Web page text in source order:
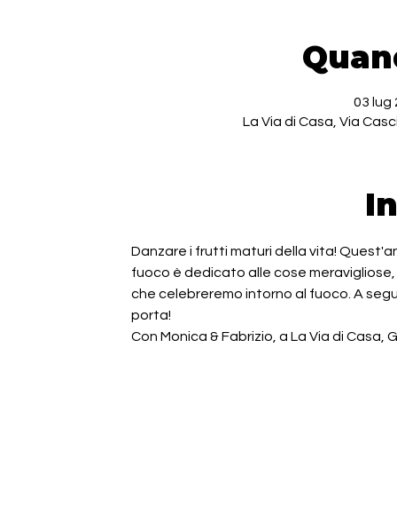
03 lug
La Via di Casa, Via
Danzare i frutti maturi della vita!
fuoco è dedicato alle cose meravigliose,
che celebreremo intorno al fuoco. A
porta!
Con Monica & Fabrizio, a La Via di Casa,